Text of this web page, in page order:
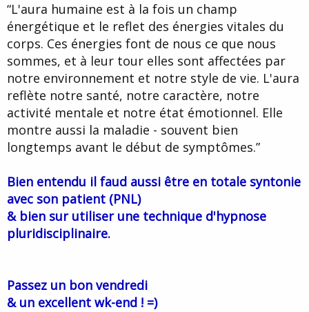
“L'aura humaine est à la fois un champ
énergétique et le reflet des énergies vitales du
corps. Ces énergies font de nous ce que nous
sommes, et à leur tour elles sont affectées par
notre environnement et notre style de vie. L'aura
reflète notre santé, notre caractère, notre
activité mentale et notre état émotionnel. Elle
montre aussi la maladie - souvent bien
longtemps avant le début de symptômes.”
Bien entendu il faud aussi être en totale syntonie
avec son patient (PNL)
& bien sur utiliser une technique d'hypnose
pluridisciplinaire.
Passez un bon vendredi
& un excellent wk-end ! =)